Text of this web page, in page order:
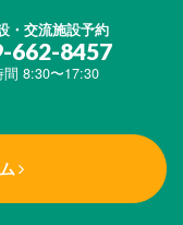
・交流施設予約
662-8457
間 8:30〜17:30